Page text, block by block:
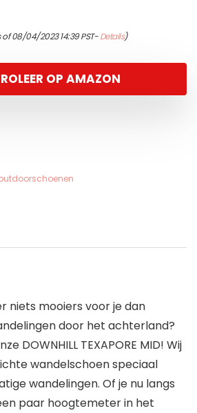
08/04/2023 14:39 PST-Details)
OP AMAZON
niets mooiers voor je dan
door het achterland?
DOWNHILL TEXAPORE MID! Wij
wandelschoen speciaal
wandelingen. Of je nu langs
paar hoogtemeter in het